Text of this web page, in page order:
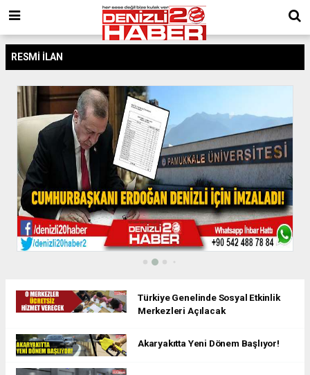
RESMİ İLAN
Türkiye Genelinde Sosyal Etkinlik
Merkezleri Açılacak
Akaryakıtta Yeni Dönem Başlıyor!